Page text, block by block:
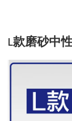
L款磨砂中